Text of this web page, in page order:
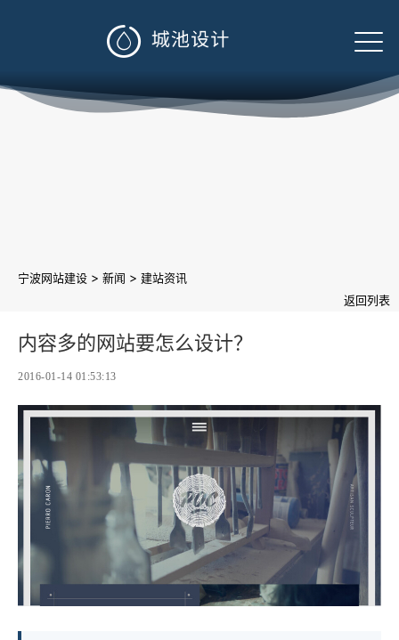

宁波网站建设 > 新闻 > 建站资讯
返回列表
内容多的网站要怎么设计？
2016-01-14 01:53:13